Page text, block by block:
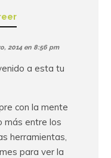
2014 en 8:56 pm
a esta tu
con la mente
más entre los
herramientas,
para ver la